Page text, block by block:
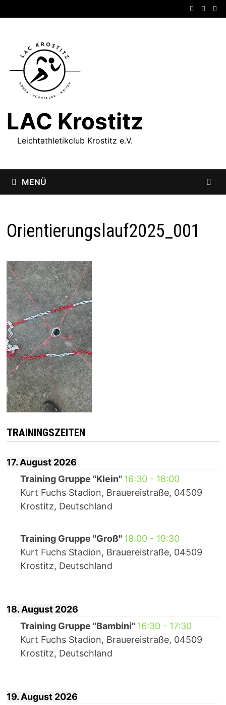
Inhalt
LAC Krostitz
Leichtathletikclub Krostitz e.V.
MENÜ
Orientierungslauf2025_001
TRAININGSZEITEN
17. August 2026
Training Gruppe "Klein" 16:30- 18:00
Kurt Fuchs Stadion, Brauereistraße, 04509
Krostitz, Deutschland
Training Gruppe "Groß" 18:00- 19:30
Kurt Fuchs Stadion, Brauereistraße, 04509
Krostitz, Deutschland
18. August 2026
Training Gruppe "Bambini" 16:30- 17:30
Kurt Fuchs Stadion, Brauereistraße, 04509
Krostitz, Deutschland
19. August 2026